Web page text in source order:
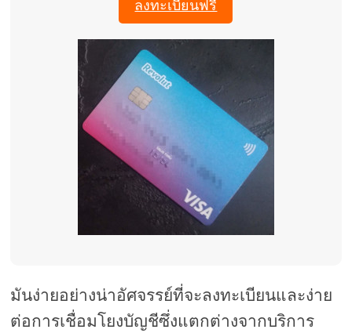
ลงทะเบียนฟรี
มันง่ายอย่างน่าอัศจรรย์ที่จะลงทะเบียนและง่าย
ต่อการเชื่อมโยงบัญชีซึ่งแตกต่างจากบริการ